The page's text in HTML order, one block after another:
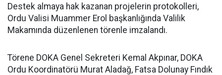
Destek almaya hak kazanan projelerin protokolleri,
Ordu Valisi Muammer Erol başkanlığında Valilik
Makamında düzenlenen törenle imzalandı.
Törene DOKA Genel Sekreteri Kemal Akpınar, DOKA
Ordu Koordinatörü Murat Aladağ, Fatsa Dolunay Fındık